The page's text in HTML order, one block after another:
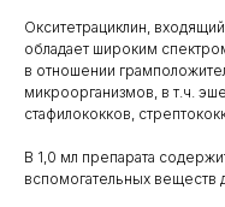
Окситетрациклин,
обладает широким
в отношении
микроорганизмов, в т.ч.
стафилококков,
В 1,0 мл препарата
вспомогательных веществ
Каталог
товаров